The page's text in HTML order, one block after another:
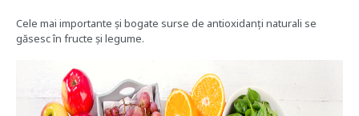
Cele mai importante și bogate surse de antioxidanți naturali se
găsesc în fructe și legume.